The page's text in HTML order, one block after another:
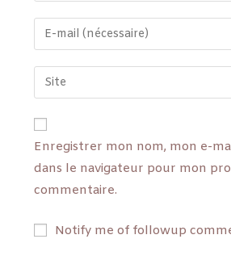
Enregistrer mon nom, mon e-
dans le navigateur pour mon
commentaire.
Notify me of followup